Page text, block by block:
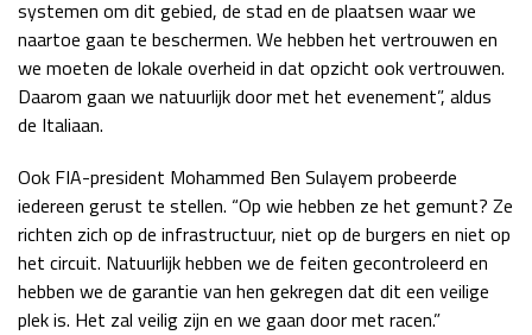
systemen om dit gebied, de stad en de plaatsen waar we
naartoe gaan te beschermen. We hebben het vertrouwen en
we moeten de lokale overheid in dat opzicht ook vertrouwen.
Daarom gaan we natuurlijk door met het evenement”, aldus
de Italiaan.
Ook FIA-president Mohammed Ben Sulayem probeerde
iedereen gerust te stellen. “Op wie hebben ze het gemunt? Ze
richten zich op de infrastructuur, niet op de burgers en niet op
het circuit. Natuurlijk hebben we de feiten gecontroleerd en
hebben we de garantie van hen gekregen dat dit een veilige
plek is. Het zal veilig zijn en we gaan door met racen.”